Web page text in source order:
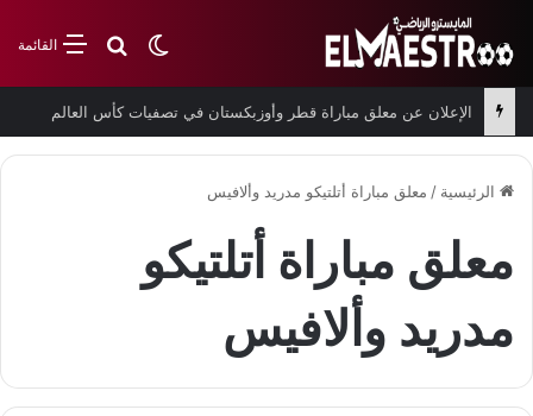
القائمةبحث عن
الوضع المظلم
الإعلان عن معلق مباراة قطر وأوزبكستان في تصفيات كأس العالم
الرئيسية / معلق مباراة أتلتيكو مدريد وألافيس
معلق مباراة أتلتيكو
مدريد وألافيس